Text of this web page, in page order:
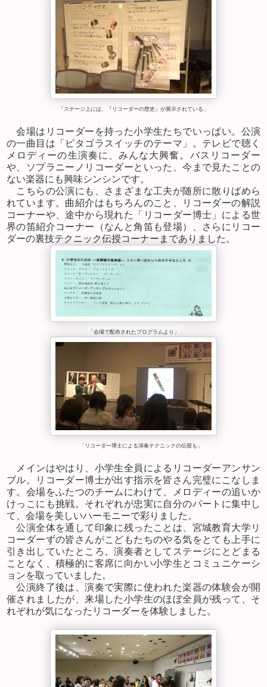
「ステージ上には、『リコーダーの歴史』が展示されている」
会場はリコーダーを持った小学生たちでいっぱい。公演
の一曲目は「ピタゴラスイッチのテーマ」。テレビで聴く
メロディーの生演奏に、みんな大興奮。バスリコーダー
や、ソプラニーノリコーダーといった、今まで見たことの
ない楽器にも興味シンシンです。
こちらの公演にも、さまざまな工夫が随所に散りばめら
れています。曲紹介はもちろんのこと、リコーダーの解説
コーナーや、途中から現れた「リコーダー博士」による世
界の笛紹介コーナー（なんと角笛も登場）、さらにリコー
ダーの裏技テクニック伝授コーナーまでありました。
「会場で配布されたプログラムより」
「リコーダー博士による演奏テクニックの伝授も」
メインはやはり、小学生全員によるリコーダーアンサン
ブル。リコーダー博士が出す指示を皆さん完璧にこなしま
す。会場をふたつのチームにわけて、メロディーの追いか
けっこにも挑戦。それぞれが忠実に自分のパートに集中し
て、会場を美しいハーモニーで彩りました。
公演全体を通して印象に残ったことは、宮城教育大学リ
コーダーずの皆さんがこどもたちのやる気をとても上手に
引き出していたところ。演奏者としてステージにとどまる
ことなく、積極的に客席に向かい小学生とコミュニケーシ
ョンを取っていました。
公演終了後は、演奏で実際に使われた楽器の体験会が開
催されましたが、来場した小学生のほぼ全員が残って、そ
れぞれが気になったリコーダーを体験しました。